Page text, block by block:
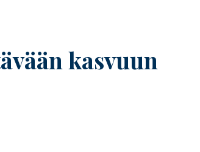
kasvuun